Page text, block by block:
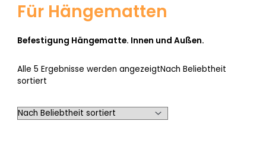
Für Hängematten
Befestigung Hängematte. Innen und Außen.
Alle 5 Ergebnisse werden angezeigtNach Beliebtheit
sortiert